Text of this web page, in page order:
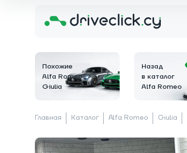
Похожие
Alfa Romeo
Giulia
Назад
в каталог
Alfa Romeo
Главная Каталог Alfa Romeo Giulia